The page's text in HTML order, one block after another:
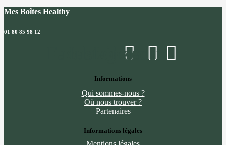
Mes Boîtes Healthy
01 80 85 98 12
Instagram
Linkedin
Informations
Qui sommes-nous ?
Où nous trouver ?
Partenaires
Informations légales